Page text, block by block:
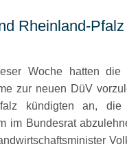
Rheinland-
Woche hatten die
zur neuen DüV
kündigten an,
im Bundesrat